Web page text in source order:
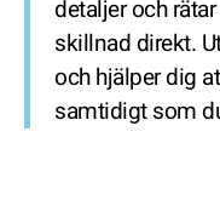
detaljer och
skillnad direkt.
och hjälper dig
samtidigt som